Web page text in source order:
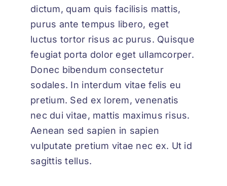
dictum, quam quis facilisis mattis,
purus ante tempus libero, eget
luctus tortor risus ac purus. Quisque
feugiat porta dolor eget ullamcorper.
Donec bibendum consectetur
sodales. In interdum vitae felis eu
pretium. Sed ex lorem, venenatis
nec dui vitae, mattis maximus risus.
Aenean sed sapien in sapien
vulputate pretium vitae nec ex. Ut id
sagittis tellus.